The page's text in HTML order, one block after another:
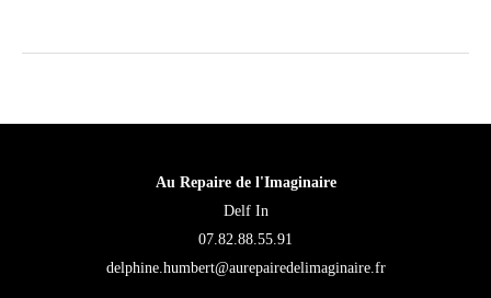
et
Au Repaire de l'Imaginaire
Delf In
07.82.88.55.91
delphine.humbert@aurepairedelimaginaire.fr